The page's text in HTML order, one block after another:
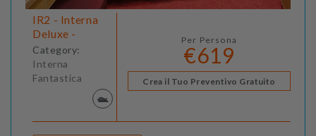
IR2 - Interna
Deluxe -
Category:
Interna
Fantastica
Per Persona
€619
Crea il Tuo Preventivo Gratuito